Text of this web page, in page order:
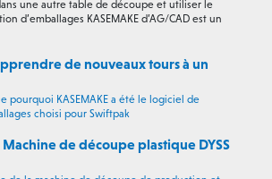
une autre table de découpe et utiliser le
d’emballages KASEMAKE d’AG/CAD est un
de nouveaux tours à un
pourquoi KASEMAKE a été le logiciel de
choisi pour Swiftpak
de découpe plastique DYSS